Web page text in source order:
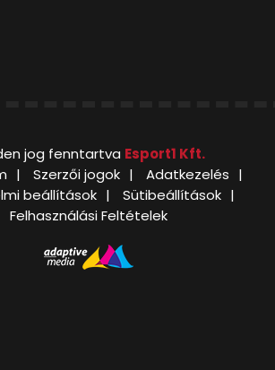
jog fenntartva Esport1 Kft.
Szerzői jogok
Adatkezelés
beállítások
Sütibeállítások
Felhasználási Feltételek